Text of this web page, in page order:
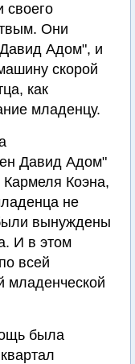
своего
Они
Адом", и
скорой
как
младенцу.
Давид Адом"
Коэна,
не
вынуждены
И в этом
всей
младенческой
была